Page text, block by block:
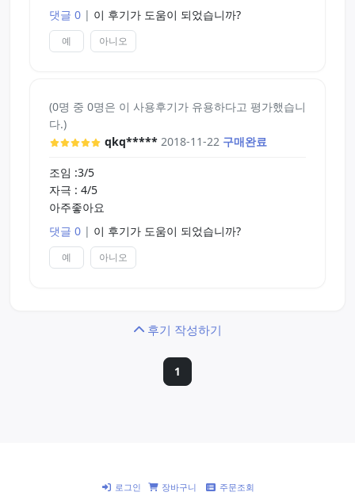
댓글 0 | 이 후기가 도움이 되었습니까?
예 아니오
(0명 중 0명은 이 사용후기가 유용하다고 평가했습니
다.)
qkq***** 2018-11-22 구매완료
조임 :3/5
자극 : 4/5
아주좋아요
댓글 0 | 이 후기가 도움이 되었습니까?
예 아니오
후기 작성하기
1
로그인 장바구니 주문조회